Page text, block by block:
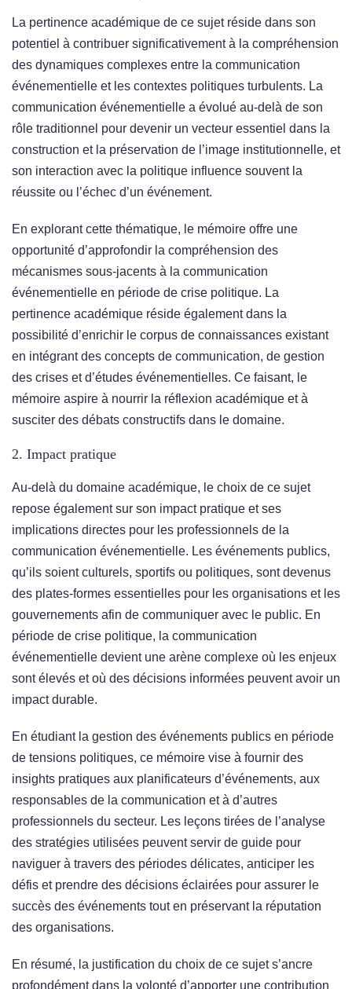
La pertinence académique de ce sujet réside dans son
potentiel à contribuer significativement à la compréhension
des dynamiques complexes entre la communication
événementielle et les contextes politiques turbulents. La
communication événementielle a évolué au-delà de son
rôle traditionnel pour devenir un vecteur essentiel dans la
construction et la préservation de l’image institutionnelle, et
son interaction avec la politique influence souvent la
réussite ou l’échec d’un événement.
En explorant cette thématique, le mémoire offre une
opportunité d’approfondir la compréhension des
mécanismes sous-jacents à la communication
événementielle en période de crise politique. La
pertinence académique réside également dans la
possibilité d’enrichir le corpus de connaissances existant
en intégrant des concepts de communication, de gestion
des crises et d’études événementielles. Ce faisant, le
mémoire aspire à nourrir la réflexion académique et à
susciter des débats constructifs dans le domaine.
2. Impact pratique
Au-delà du domaine académique, le choix de ce sujet
repose également sur son impact pratique et ses
implications directes pour les professionnels de la
communication événementielle. Les événements publics,
qu’ils soient culturels, sportifs ou politiques, sont devenus
des plates-formes essentielles pour les organisations et les
gouvernements afin de communiquer avec le public. En
période de crise politique, la communication
événementielle devient une arène complexe où les enjeux
sont élevés et où des décisions informées peuvent avoir un
impact durable.
En étudiant la gestion des événements publics en période
de tensions politiques, ce mémoire vise à fournir des
insights pratiques aux planificateurs d’événements, aux
responsables de la communication et à d’autres
professionnels du secteur. Les leçons tirées de l’analyse
des stratégies utilisées peuvent servir de guide pour
naviguer à travers des périodes délicates, anticiper les
défis et prendre des décisions éclairées pour assurer le
succès des événements tout en préservant la réputation
des organisations.
En résumé, la justification du choix de ce sujet s’ancre
profondément dans la volonté d’apporter une contribution